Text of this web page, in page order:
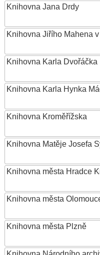
Knihovna Jana Drdy
Knihovna Jiřího Mahena
Knihovna Karla Dvořáčka
Knihovna Karla Hynka
Knihovna Kroměřížska
Knihovna Matěje Josefa
Knihovna města Hradce
Knihovna města
Knihovna města Plzně